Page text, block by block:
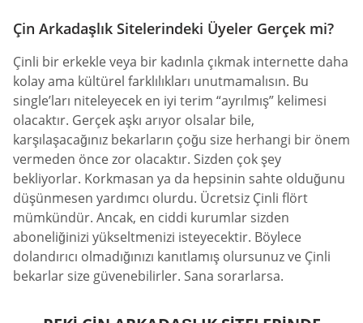
Çin Arkadaşlık Sitelerindeki Üyeler Gerçek mi?
Çinli bir erkekle veya bir kadınla çıkmak internette daha
kolay ama kültürel farklılıkları unutmamalısın. Bu
single’ları niteleyecek en iyi terim “ayrılmış” kelimesi
olacaktır. Gerçek aşkı arıyor olsalar bile,
karşılaşacağınız bekarların çoğu size herhangi bir önem
vermeden önce zor olacaktır. Sizden çok şey
bekliyorlar. Korkmasan ya da hepsinin sahte olduğunu
düşünmesen yardımcı olurdu. Ücretsiz Çinli flört
mümkündür. Ancak, en ciddi kurumlar sizden
aboneliğinizi yükseltmenizi isteyecektir. Böylece
dolandırıcı olmadığınızı kanıtlamış olursunuz ve Çinli
bekarlar size güvenebilirler. Sana sorarlarsa.